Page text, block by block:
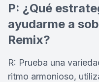
P: ¿Qué
ayudarme a
Remix?
R: Prueba una
ritmo armonioso,